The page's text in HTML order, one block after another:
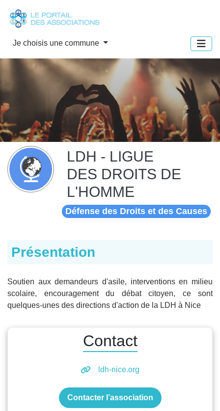
Je choisis une commune
LDH - LIGUE
DES DROITS DE
L'HOMME
Défense des Droits et des Causes
Présentation
Soutien aux demandeurs d'asile, interventions en milieu
scolaire, encouragement du débat citoyen, ce sont
quelques-unes des directions d'action de la LDH à Nice
Contact
ldh-nice.org
Contacter l’association